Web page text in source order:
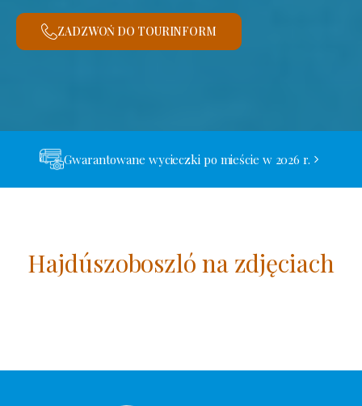
ZADZWOŃ DO TOURINFORM
Gwarantowane wycieczki po mieście w 2026 r.
Hajdúszoboszló na zdjęciach